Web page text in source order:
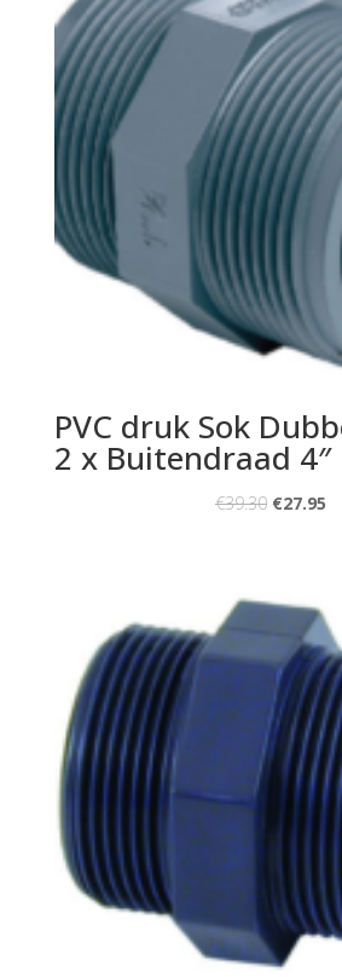
PVC druk Sok
2 x Buitendraad 4″
€39.30 €27.95